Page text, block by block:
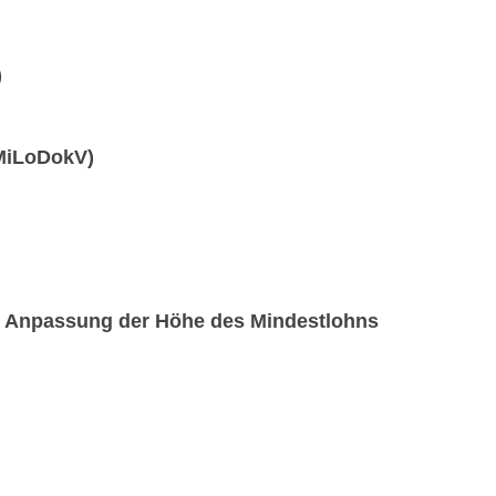
der Höhe des Mindestlohns